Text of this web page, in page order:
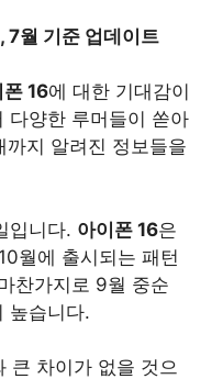
7월 기준 업데이트
폰 16에 대한 기대감이
다양한 루머들이 쏟아
지 알려진 정보들을
입니다. 아이폰 16은
월에 출시되는 패턴
찬가지로 9월 중순
높습니다.
큰 차이가 없을 것으